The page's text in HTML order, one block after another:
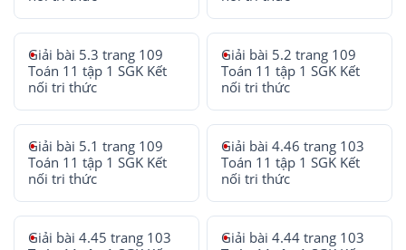
Giải bài 5.3 trang 109
Toán 11 tập 1 SGK Kết
nối tri thức
Giải bài 5.2 trang 109
Toán 11 tập 1 SGK Kết
nối tri thức
Giải bài 5.1 trang 109
Toán 11 tập 1 SGK Kết
nối tri thức
Giải bài 4.46 trang 103
Toán 11 tập 1 SGK Kết
nối tri thức
Giải bài 4.45 trang 103
Giải bài 4.44 trang 103